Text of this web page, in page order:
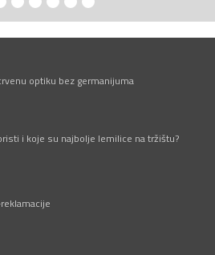
optiku bez germanijuma
i koje su najbolje lemilice na tržištu?